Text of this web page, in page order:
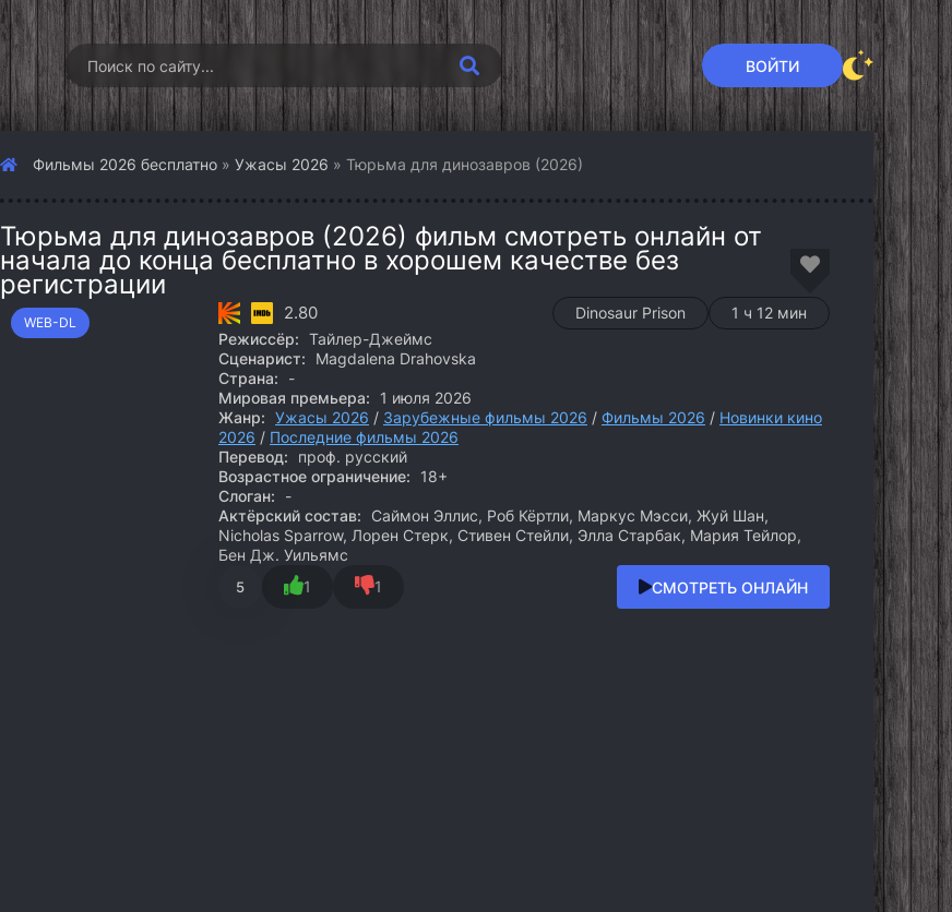
ВОЙТИ
Фильмы 2026 бесплатно » Ужасы 2026 » Тюрьма для динозавров (2026)
Тюрьма для динозавров (2026) фильм смотреть онлайн от
начала до конца бесплатно в хорошем качестве без
регистрации
WEB-DL 2.80 Dinosaur Prison
1 ч 12 мин
Режиссёр: Тайлер-Джеймс
Сценарист:
Magdalena Drahovska
Страна:
-
Мировая премьера:
1 июля 2026
Жанр: Ужасы 2026 / Зарубежные фильмы 2026 / Фильмы 2026 / Новинки кино
2026 / Последние фильмы 2026
Перевод:
проф. русский
Возрастное ограничение:
18+
Слоган:
-
Актёрский состав:
Саймон Эллис, Роб Кёртли, Маркус Мэсси, Жуй Шан,
Nicholas Sparrow, Лорен Стерк, Стивен Стейли, Элла Старбак, Мария Тейлор,
Бен Дж. Уильямс
5 1 1 СМОТРЕТЬ ОНЛАЙН